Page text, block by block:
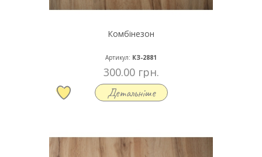
Комбінезон
Артикул: КЗ-2881
300.00 грн.
Детальніше